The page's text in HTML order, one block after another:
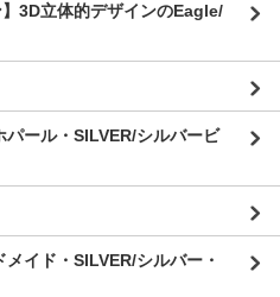
3D立体的デザインのEagle/
ール・SILVER/シルバービ
イド・SILVER/シルバー・